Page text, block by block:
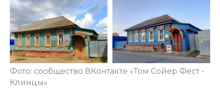
Фото: сообщество ВКонтакте «Том Сойер Фест -
Клинцы»